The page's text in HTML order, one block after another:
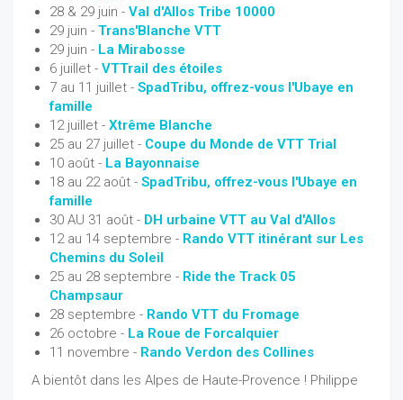
28 & 29 juin - Val d'Allos Tribe 10000
29 juin - Trans'Blanche VTT
29 juin - La Mirabosse
6 juillet - VTTrail des étoiles
7 au 11 juillet - SpadTribu, offrez-vous l'Ubaye en
famille
12 juillet - Xtrême Blanche
25 au 27 juillet - Coupe du Monde de VTT Trial
10 août - La Bayonnaise
18 au 22 août - SpadTribu, offrez-vous l'Ubaye en
famille
30 AU 31 août - DH urbaine VTT au Val d'Allos
12 au 14 septembre - Rando VTT itinérant sur Les
Chemins du Soleil
25 au 28 septembre - Ride the Track 05
Champsaur
28 septembre - Rando VTT du Fromage
26 octobre - La Roue de Forcalquier
11 novembre - Rando Verdon des Collines
A bientôt dans les Alpes de Haute-Provence ! Philippe